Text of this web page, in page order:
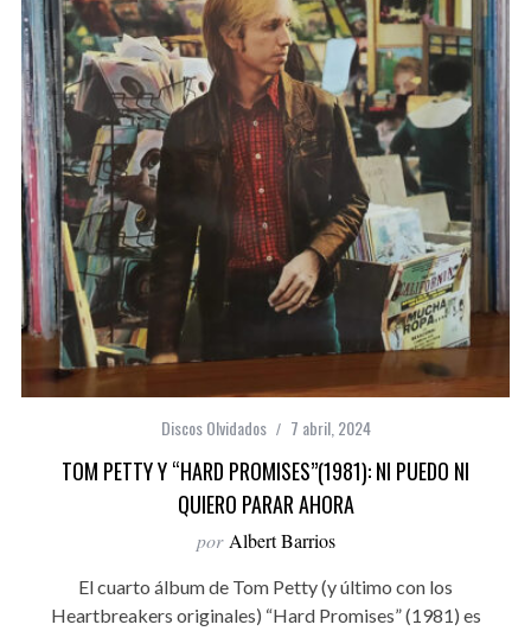
Discos Olvidados 7 abril, 2024
TOM PETTY Y “HARD PROMISES”(1981): NI PUEDO NI
QUIERO PARAR AHORA
por Albert Barrios
El cuarto álbum de Tom Petty (y último con los
Heartbreakers originales) “Hard Promises” (1981) es